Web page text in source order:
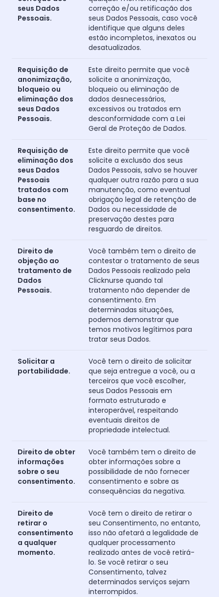
seus Dados
Pessoais.
correção e/ou retificação dos
seus Dados Pessoais, caso você
identifique que alguns deles
estão incompletos, inexatos ou
desatualizados.
Requisição de
anonimização,
bloqueio ou
eliminação dos
seus Dados
Pessoais.
Este direito permite que você
solicite a anonimização,
bloqueio ou eliminação de
dados desnecessários,
excessivos ou tratados em
desconformidade com a Lei
Geral de Proteção de Dados.
Requisição de
eliminação dos
seus Dados
Pessoais
tratados com
base no
consentimento.
Este direito permite que você
solicite a exclusão dos seus
Dados Pessoais, salvo se houver
qualquer outra razão para a sua
manutenção, como eventual
obrigação legal de retenção de
Dados ou necessidade de
preservação destes para
resguardo de direitos.
Direito de
objeção ao
tratamento de
Dados
Pessoais.
Você também tem o direito de
contestar o tratamento de seus
Dados Pessoais realizado pela
Clicknurse quando tal
tratamento não depender de
consentimento. Em
determinadas situações,
podemos demonstrar que
temos motivos legítimos para
tratar seus Dados.
Solicitar a
portabilidade.
Você tem o direito de solicitar
que seja entregue a você, ou a
terceiros que você escolher,
seus Dados Pessoais em
formato estruturado e
interoperável, respeitando
eventuais direitos de
propriedade intelectual.
Direito de obter
informações
sobre o seu
consentimento.
Você também tem o direito de
obter informações sobre a
possibilidade de não fornecer
consentimento e sobre as
consequências da negativa.
Direito de
retirar o
consentimento
a qualquer
momento.
Você tem o direito de retirar o
seu Consentimento, no entanto,
isso não afetará a legalidade de
qualquer processamento
realizado antes de você retirá-
lo. Se você retirar o seu
Consentimento, talvez
determinados serviços sejam
interrompidos.